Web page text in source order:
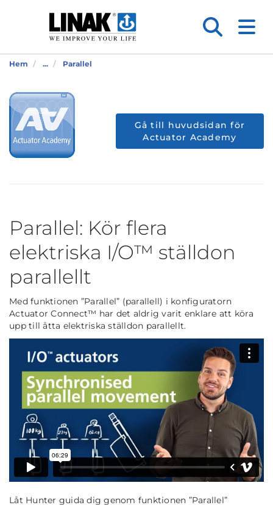
Hem ... Parallel
Gå till huvudsidan för
Actuator Academy
Parallel: Kör flera
elektriska I/O™ ställdon
parallellt
Med funktionen ”Parallel” (parallell) i konfiguratorn
Actuator Connect™ har det aldrig varit enklare att köra
upp till åtta elektriska ställdon parallellt.
Låt Hunter guida dig genom funktionen ”Parallel”